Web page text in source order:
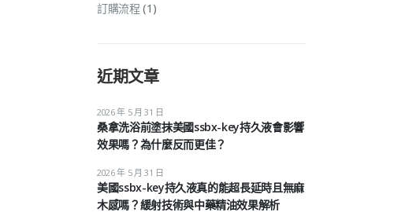
訂購流程 (1)
近期文章
桑拿洗浴前塗抹美國ssbx-key持久液會影響
效果嗎？為什麼反而更佳？
2026 年 5 月 31 日
美國ssbx-key持久液真的能超長延時且無麻
木感嗎？緩射技術與中藥精油效果解析
2026 年 5 月 31 日